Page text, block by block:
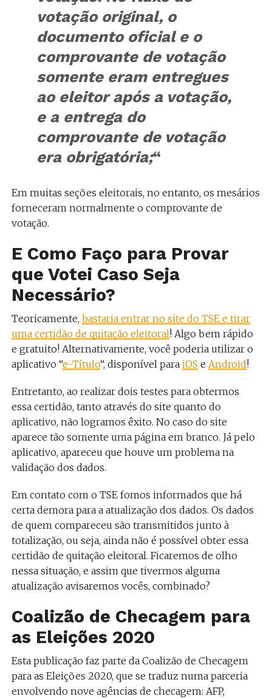
votação original, o
documento oficial e o
comprovante de votação
somente eram entregues
ao eleitor após a votação,
e a entrega do
comprovante de votação
era obrigatória;“
Em muitas seções eleitorais, no entanto, os mesários
forneceram normalmente o comprovante de
votação.
E Como Faço para Provar
que Votei Caso Seja
Necessário?
Teoricamente, bastaria entrar no site do TSE e tirar
uma certidão de quitação eleitoral! Algo bem rápido
e gratuito! Alternativamente, você poderia utilizar o
aplicativo “e-Título“, disponível para iOS e Android!
Entretanto, ao realizar dois testes para obtermos
essa certidão, tanto através do site quanto do
aplicativo, não logramos êxito. No caso do site
aparece tão somente uma página em branco. Já pelo
aplicativo, apareceu que houve um problema na
validação dos dados.
Em contato com o TSE fomos informados que há
certa demora para a atualização dos dados. Os dados
de quem compareceu são transmitidos junto à
totalização, ou seja, ainda não é possível obter essa
certidão de quitação eleitoral. Ficaremos de olho
nessa situação, e assim que tivermos alguma
atualização avisaremos vocês, combinado?
Coalizão de Checagem para
as Eleições 2020
Esta publicação faz parte da Coalizão de Checagem
para as Eleições 2020, que se traduz numa parceria
envolvendo nove agências de checagem: AFP,